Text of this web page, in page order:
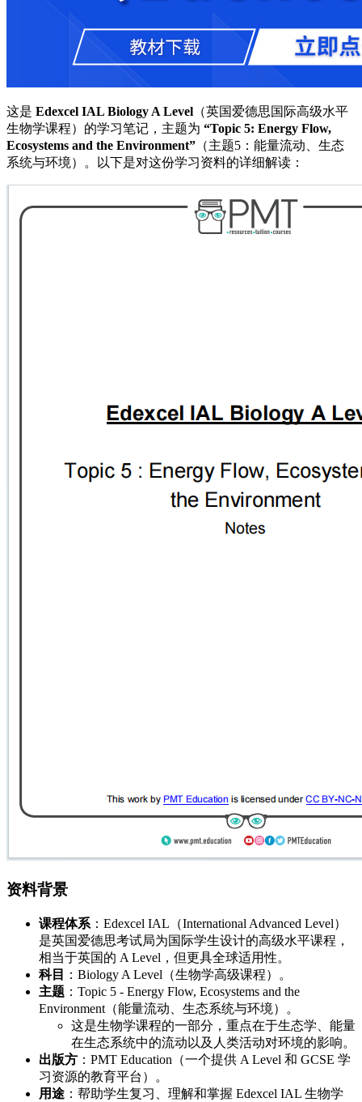
这是 Edexcel IAL Biology A Level （英国爱德思国际高级水平
生物学课程）的学习笔记，主题为 “Topic 5: Energy Flow,
Ecosystems and the Environment” （主题5：能量流动、生态
系统与环境）。以下是对这份学习资料的详细解读：
资料背景
课程体系 ：Edexcel IAL（International Advanced Level）
是英国爱德思考试局为国际学生设计的高级水平课程，
相当于英国的 A Level，但更具全球适用性。
科目
：Biology A Level（生物学高级课程）。
主题 ：Topic 5 - Energy Flow, Ecosystems and the
Environment（能量流动、生态系统与环境）。
这是生物学课程的一部分，重点在于生态学、能量
在生态系统中的流动以及人类活动对环境的影响。
出版方 ：PMT Education（一个提供 A Level 和 GCSE 学
习资源的教育平台）。
用途 ：帮助学生复习、理解和掌握 Edexcel IAL 生物学